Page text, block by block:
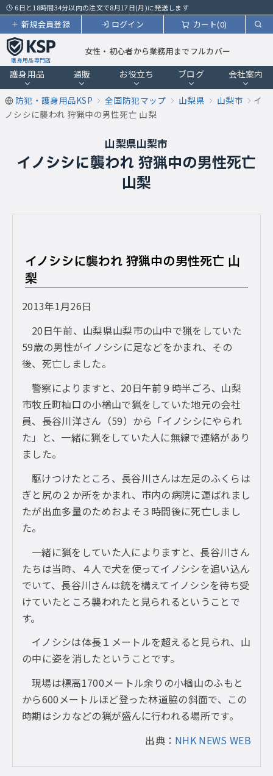
6日と18時間34分以内の注文で8月17日(月)に発送します
カート(0)
ログイン
新規会員登録
護身用品専門店
女性・初心者から業務用までフルカバー
護身用品 通販 お役立ち ブログ 会社案内
防犯・護身用品KSP 全国防犯マップ 山梨県 山梨市
イ
ノシシに襲われ 狩猟中の男性死亡 山梨
山梨県山梨市
イノシシに襲われ 狩猟中の男性死亡
山梨
イノシシに襲われ 狩猟中の男性死亡 山
梨
2013年1月26日
20日午前、山梨県山梨市の山中で猟をしていた
59歳の男性がイノシシに足などをかまれ、その
後、死亡しました。
警察によりますと、20日午前９時半ごろ、山梨
市牧丘町杣口の小楢山で猟をしていた地元の会社
員、長谷川洋さん（59）から「イノシシにやられ
た」と、一緒に猟をしていた人に無線で連絡があり
ました。
駆けつけたところ、長谷川さんは左足のふくらは
ぎと尻の２か所をかまれ、市内の病院に運ばれまし
たが出血多量のためおよそ３時間後に死亡しまし
た。
一緒に猟をしていた人によりますと、長谷川さん
たちは当時、４人で犬を使ってイノシシを追い込ん
でいて、長谷川さんは銃を構えてイノシシを待ち受
けていたところ襲われたと見られるということで
す。
イノシシは体長１メートルを超えると見られ、山
の中に姿を消したということです。
現場は標高1700メートル余りの小楢山のふもと
から600メートルほど登った林道脇の斜面で、この
時期はシカなどの猟が盛んに行われる場所です。
出典： NHK NEWS WEB